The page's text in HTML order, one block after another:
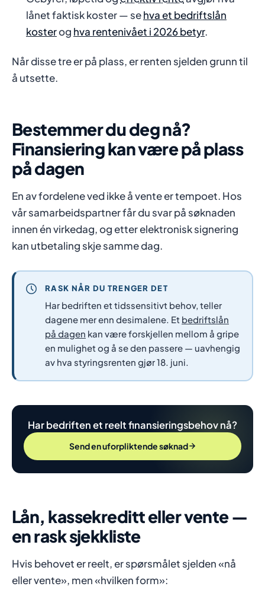
lånet faktisk koster — sehva et bedriftslån
kosterog hva rentenivået i 2026 betyr.
Når disse tre er på plass, er renten sjelden grunn til
å utsette.
Bestemmer du deg nå?
Finansiering kan være på plass
på dagen
En av fordelene ved ikke å vente er tempoet. Hos
vår samarbeidspartner får du svar på søknaden
innen én virkedag, og etter elektronisk signering
kan utbetaling skje samme dag.
RASK NÅR DU TRENGER DET
Har bedriften et tidssensitivt behov, teller
dagene mer enn desimalene. Et bedriftslån
på dagen kan være forskjellen mellom å gripe
en mulighet og å se den passere — uavhengig
av hva styringsrenten gjør 18. juni.
Har bedriften et reelt finansieringsbehov nå?
Send en uforpliktende søknad
Lån, kassekreditt eller vente —
en rask sjekkliste
Hvis behovet er reelt, er spørsmålet sjelden «nå
eller vente», men «hvilken form»: